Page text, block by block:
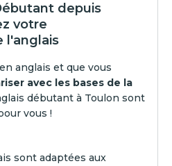
depuis
votre
l'anglais
anglais et que vous
avec les bases de la
débutant à Toulon sont
vous !
sont adaptées aux